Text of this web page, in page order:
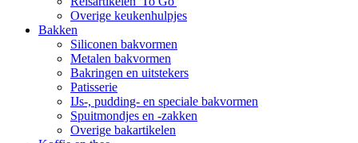
Overige keukenhulpjes
Bakken
Siliconen bakvormen
Metalen bakvormen
Bakringen en uitstekers
Patisserie
IJs-, pudding- en speciale bakvormen
Spuitmondjes en -zakken
Overige bakartikelen